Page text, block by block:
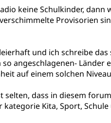
keine Schulkinder,
Provisorien
und ich schreibe
angeschlagenen- Länder
auf einem solchen
selten, dass in diesem
kategorie Kita, Sport,